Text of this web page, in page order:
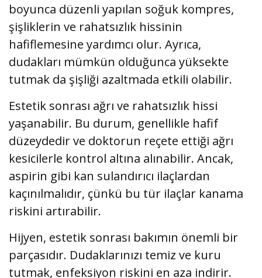
boyunca düzenli yapılan soğuk kompres,
şişliklerin ve rahatsızlık hissinin
hafiflemesine yardımcı olur. Ayrıca,
dudakları mümkün olduğunca yüksekte
tutmak da şişliği azaltmada etkili olabilir.
Estetik sonrası ağrı ve rahatsızlık hissi
yaşanabilir. Bu durum, genellikle hafif
düzeydedir ve doktorun reçete ettiği ağrı
kesicilerle kontrol altına alınabilir. Ancak,
aspirin gibi kan sulandırıcı ilaçlardan
kaçınılmalıdır, çünkü bu tür ilaçlar kanama
riskini artırabilir.
Hijyen, estetik sonrası bakımın önemli bir
parçasıdır. Dudaklarınızı temiz ve kuru
tutmak, enfeksiyon riskini en aza indirir.